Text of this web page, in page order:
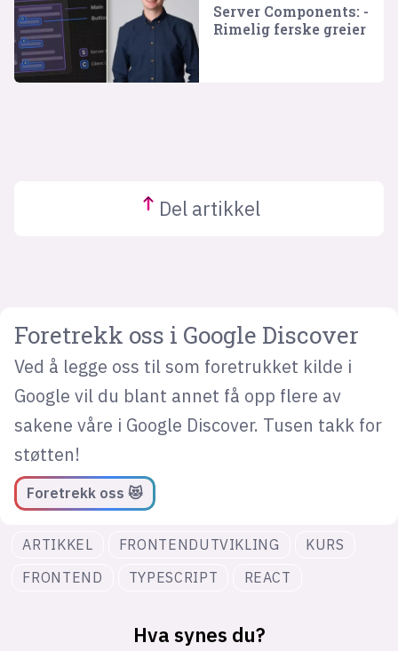
Server Components: -
Rimelig ferske greier
Del artikkel
Foretrekk oss i Google Discover
Ved å legge oss til som foretrukket kilde i
Google vil du blant annet få opp flere av
sakene våre i Google Discover. Tusen takk for
støtten!
Foretrekk oss 😻
ARTIKKEL FRONTENDUTVIKLING
KURS
FRONTEND
TYPESCRIPT REACT